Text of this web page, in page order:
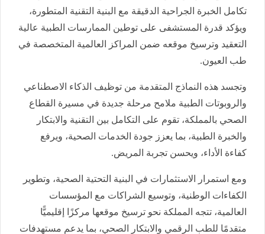
تكامل الخبرة الجراحية الدقيقة مع البنية التقنية المتطورة،
ويؤكد قدرة المستشفى على توطين الممارسات الطبية عالية
التعقيد وترسيخ موقعه ضمن المراكز العالمية المتخصصة في
طب العيون.
وتجسد هذه النماذج المتقدمة من توظيف الذكاء الاصطناعي
والروبوتات الطبية ملامح مرحلة جديدة في مسيرة القطاع
الصحي بالمملكة، تقوم على التكامل بين التقنية والابتكار
والخبرة الطبية، بما يعزز جودة الخدمات الصحية، ويرفع
كفاءة الأداء، ويحسن تجربة المريض.
ومع استمرار الاستثمارات في البنية التحتية الصحية، وتطوير
الكفاءات الوطنية، وتوسيع الشراكات مع المؤسسات
العالمية، تتجه المملكة نحو ترسيخ موقعها مركزًا إقليميًّا
متقدمًا للطب الرقمي والابتكار الصحي، بما يدعم مستهدفات